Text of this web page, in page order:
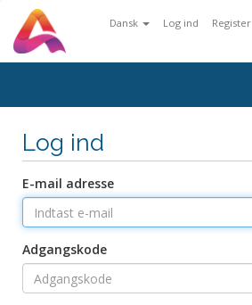
Dansk Log ind Register
Log ind
E-mail adresse
Adgangskode